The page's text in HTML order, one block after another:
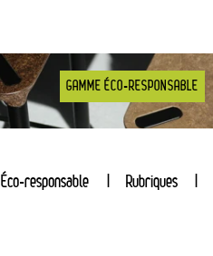
GAMME ÉCO-RESPONSABLE
Éco-responsable Rubriques